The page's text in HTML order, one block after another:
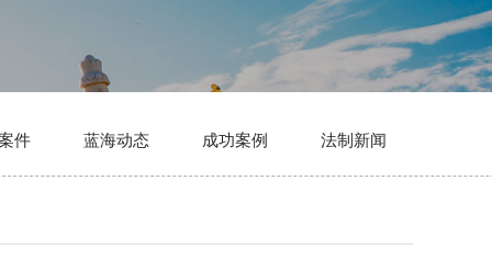
件 蓝海动态 成功案例 法制新闻